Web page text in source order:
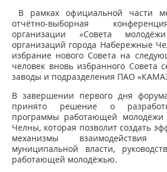
В рамках официальной части
отчётно-выборная
организации «Совета
организаций города Набережные
избрание нового Совета на
человек вновь избранного Совета
заводы и подразделения ПАО
В завершении первого дня
принято решение о
программы работающей молодёжи
Челны, которая позволит создать
механизмы
муниципальной власти,
работающей молодёжью.